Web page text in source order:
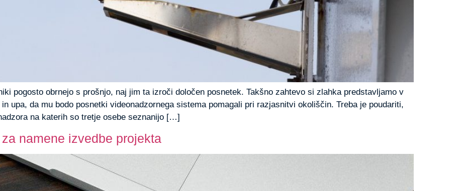
pogosto obrnejo s prošnjo, naj jim ta izroči določen posnetek. Takšno zahtevo si zlahka predstavljamo v
upa, da mu bodo posnetki videonadzornega sistema pomagali pri razjasnitvi okoliščin. Treba je poudariti,
na katerih so tretje osebe seznanijo […]
namene izvedbe projekta